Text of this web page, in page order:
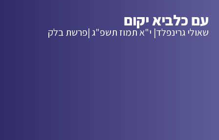
עם כלביא יקום
שאולי גרינפלד| י"א תמוז תשפ"ג |פרשת בלק